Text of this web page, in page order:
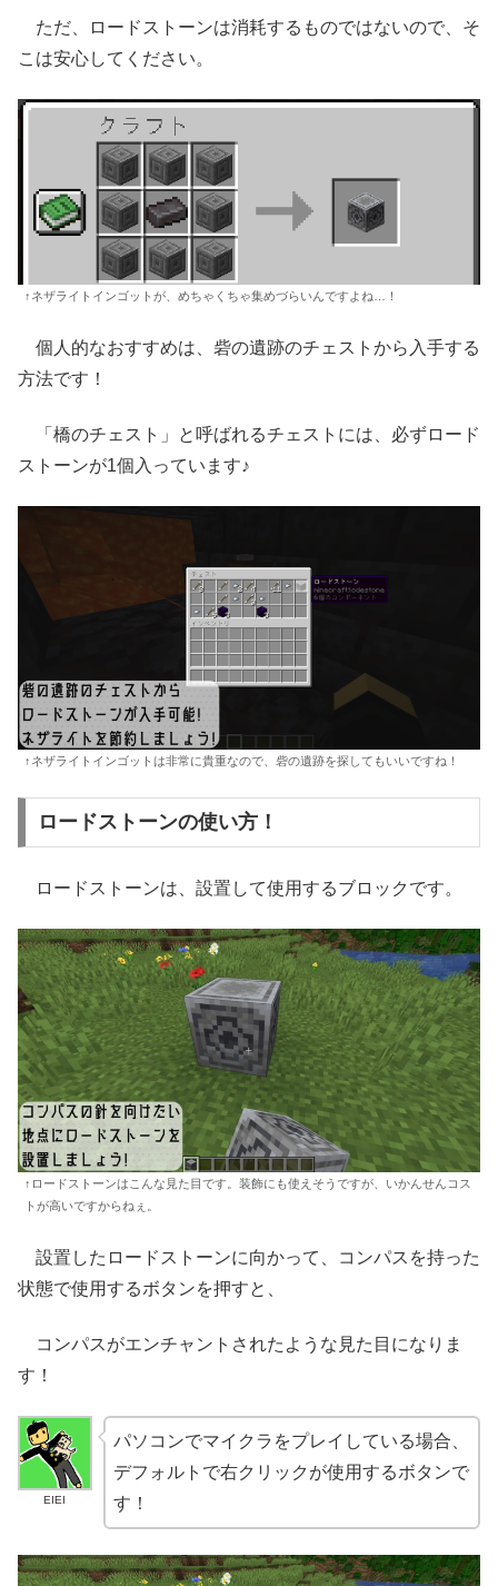
ただ、ロードストーンは消耗するものではないので、そ
こは安心してください。
↑ネザライトインゴットが、めちゃくちゃ集めづらいんですよね…！
個人的なおすすめは、砦の遺跡のチェストから入手する
方法です！
「橋のチェスト」と呼ばれるチェストには、必ずロード
ストーンが1個入っています♪
↑ネザライトインゴットは非常に貴重なので、砦の遺跡を探してもいいですね！
ロードストーンの使い方！
ロードストーンは、設置して使用するブロックです。
↑ロードストーンはこんな見た目です。装飾にも使えそうですが、いかんせんコス
トが高いですからねぇ。
設置したロードストーンに向かって、コンパスを持った
状態で使用するボタンを押すと、
コンパスがエンチャントされたような見た目になりま
す！
EIEI
パソコンでマイクラをプレイしている場合、
デフォルトで右クリックが使用するボタンで
す！